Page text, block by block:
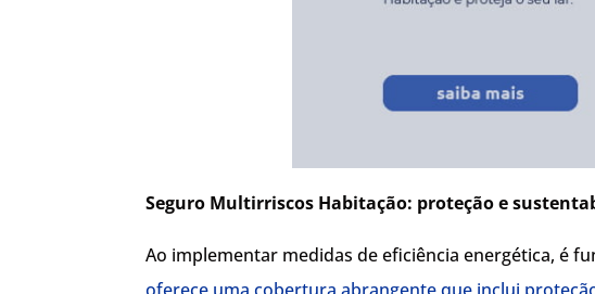
Seguro Multirriscos Habitação: proteção e
Ao implementar medidas de eficiência energética, é